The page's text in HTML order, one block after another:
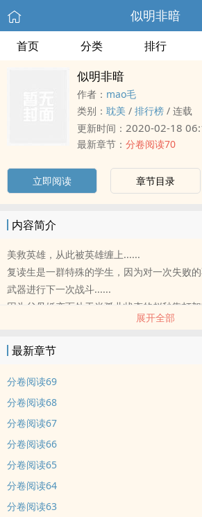
似明非暗
首页 分类 排行
似明非暗
作者： mao毛
类别： 耽美 / 排行榜 / 连载
更新时间： 2020-02-18
最新章节： 分卷阅读70
立即阅读 章节目录
内容简介
美救英雄，从此被英雄缠上......
复读生是一群特殊的学生，因为对一次失败
武器进行下一次战斗......
因为父母婚变而处于半孤儿状态的赵秒靠打
打中，遇到了顾生。让赵秒没有想到的是，
互相拯救，互相嫌弃的一对欢喜冤家。
视角不定，按剧情发展来定。
坚持1v1不动摇
全文百分之八十以上都是甜的，虐只为甜做准
内容标签： 情有独钟 破镜重圆 甜文 校园
展开全部
最新章节
分卷阅读69
分卷阅读68
分卷阅读67
分卷阅读66
分卷阅读65
分卷阅读64
分卷阅读63